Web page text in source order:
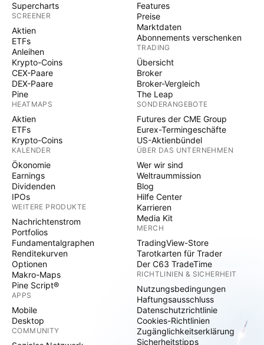
Supercharts
SCREENER
Aktien
ETFs
Anleihen
Krypto-Coins
CEX-Paare
DEX-Paare
Pine
HEATMAPS
Aktien
ETFs
Krypto-Coins
KALENDER
Ökonomie
Earnings
Dividenden
IPOs
WEITERE PRODUKTE
Nachrichtenstrom
Portfolios
Fundamentalgraphen
Renditekurven
Optionen
Makro-Maps
Pine Script®
APPS
Mobile
Desktop
COMMUNITY
Features
Preise
Marktdaten
Abonnements verschenken
TRADING
Übersicht
Broker
Broker-Vergleich
The Leap
SONDERANGEBOTE
Futures der CME Group
Eurex-Termingeschäfte
US-Aktienbündel
ÜBER DAS UNTERNEHMEN
Wer wir sind
Weltraummission
Blog
Hilfe Center
Karrieren
Media Kit
MERCH
TradingView-Store
Tarotkarten für Trader
Der C63 TradeTime
RICHTLINIEN & SICHERHEIT
Nutzungsbedingungen
Haftungsausschluss
Datenschutzrichtlinie
Cookies-Richtlinien
Zugänglichkeitserklärung
Sicherheitstipps